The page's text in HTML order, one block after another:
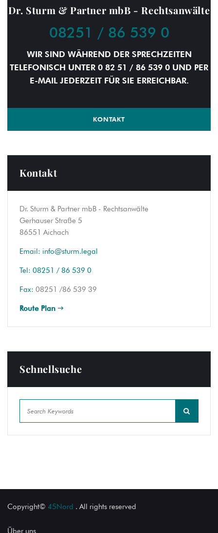
Dr. Sturm & Partner mbB - Rechtsanwälte
08251 / 86 539 0
WIR SIND WÄHREND DER SPRECHZEITEN
TELEFONISCH UNTER 0 82 51 / 86 539 0 UND PER
E-MAIL JEDERZEIT FÜR SIE ERREICHBAR.
KONTAKT
Kontakt
Dr. Sturm & Partner mbB - Rechtsanwälte
Gerhauser Straße 5
86551 Aichach
Email: info@sturm.legal
Tel: 08251 / 86 539 0
Fax: 08251 /86 539 39
Route Plan
Schnellsuche
Copyright© 45Nord . All rights reserved
Über uns